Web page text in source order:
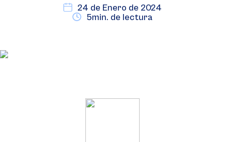
24 de Enero de 2024
5min. de lectura